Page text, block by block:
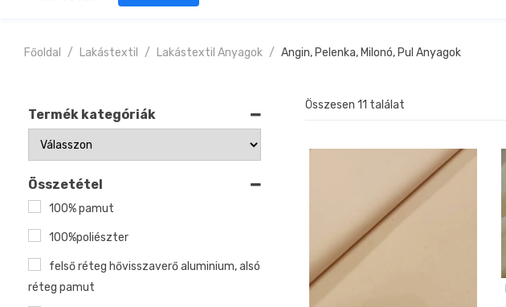
Főoldal Lakástextil Lakástextil Anyagok Angin, Pelenka, Milonó, Pul Anyagok
Összesen 11 találat
Termék kategóriák
Összetétel
100% pamut
100%poliészter
felső réteg hővisszaverő aluminium, alsó
réteg pamut